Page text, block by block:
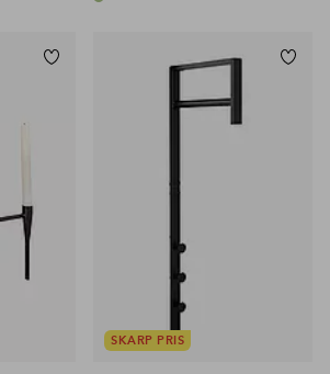
1 farve
Tilføj til favoritter
SKARP PRIS